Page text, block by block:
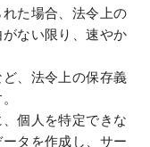
た場合、法令上の
ない限り、速やか
、法令上の保存義
個人を特定できな
タを作成し、サー